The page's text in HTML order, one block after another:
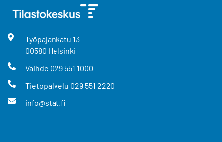
Työpajankatu 13
00580 Helsinki
Vaihde 029 551 1000
Tietopalvelu 029 551 2220
info@stat.fi